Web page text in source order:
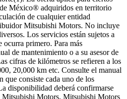
México® adquiridos en territorio
de cualquier entidad
Mitsubishi Motors. No incluye
Los servicios están sujetos a
primero. Para más
de mantenimiento o a su asesor de
cifras de kilómetros se refieren a los
20,000 km etc. Consulte el manual
que consiste cada uno de los
disponibilidad deberá confirmarse
Motors. Mitsubishi Motors